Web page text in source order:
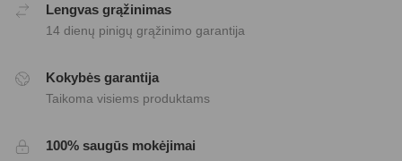
Lengvas grąžinimas
14 dienų pinigų grąžinimo garantija
Kokybės garantija
Taikoma visiems produktams
100% saugūs mokėjimai